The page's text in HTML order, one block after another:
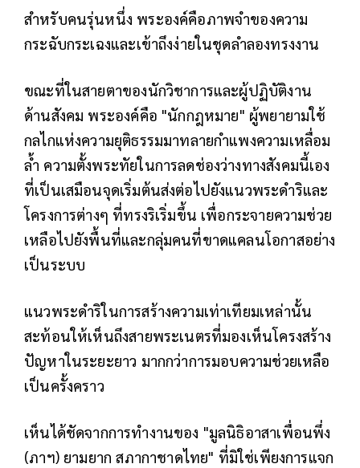
สำหรับคนรุ่นหนึ่ง พระองค์คือภาพจำของความ
กระฉับกระเฉงและเข้าถึงง่ายในชุดลำลองทรงงาน
ขณะที่ในสายตาของนักวิชาการและผู้ปฏิบัติงาน
ด้านสังคม พระองค์คือ "นักกฎหมาย" ผู้พยายามใช้
กลไกแห่งความยุติธรรมมาทลายกำแพงความเหลื่อม
ล้ำ ความตั้งพระทัยในการลดช่องว่างทางสังคมนี้เอง
ที่เป็นเสมือนจุดเริ่มต้นส่งต่อไปยังแนวพระดำริและ
โครงการต่างๆ ที่ทรงริเริ่มขึ้น เพื่อกระจายความช่วย
เหลือไปยังพื้นที่และกลุ่มคนที่ขาดแคลนโอกาสอย่าง
เป็นระบบ
แนวพระดำริในการสร้างความเท่าเทียมเหล่านั้น
สะท้อนให้เห็นถึงสายพระเนตรที่มองเห็นโครงสร้าง
ปัญหาในระยะยาว มากกว่าการมอบความช่วยเหลือ
เป็นครั้งคราว
เห็นได้ชัดจากการทำงานของ "มูลนิธิอาสาเพื่อนพึ่ง
(ภาฯ) ยามยาก สภากาชาดไทย" ที่มิใช่เพียงการแจก